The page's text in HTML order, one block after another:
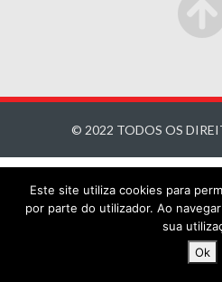
© 2022 TODOS OS
Este site utiliza cookies para
por parte do utilizador. Ao
sua
Ok